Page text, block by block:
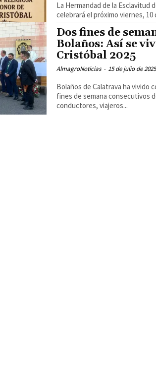
La Hermandad de la Esclavitud
celebrará el próximo viernes, 10
Dos fines de
Bolaños: Así se
Cristóbal 2025
AlmagroNoticias - 15 de julio de 2025
Bolaños de Calatrava ha vivido
fines de semana consecutivos
conductores, viajeros...